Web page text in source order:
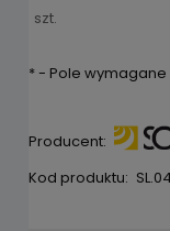
szt.
*- Pole wymagane
Producent:
Kod produktu: